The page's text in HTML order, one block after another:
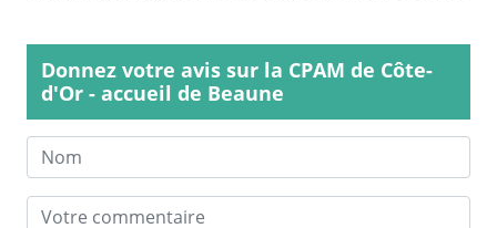
Donnez votre avis sur la CPAM de Côte-
d'Or - accueil de Beaune